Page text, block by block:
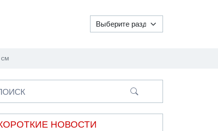
см
НОВОСТИ